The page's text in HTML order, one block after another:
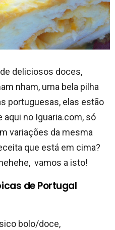
deliciosos doces,
nham, uma bela pilha
portuguesas, elas estão
no Iguaria.com, só
variações da mesma
que está em cima?
vamos a isto!
de Portugal
bolo/doce,